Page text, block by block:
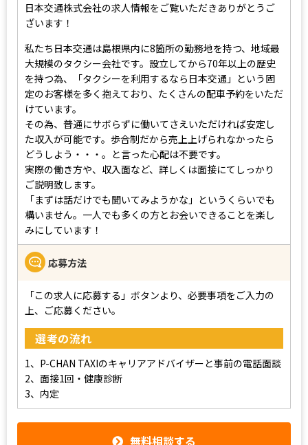
日本交通株式会社の求人情報をご覧いただきありがとうご
ざいます！
私たち日本交通は島根県内に8箇所の勤務地を持つ、地域最
大規模のタクシー会社です。設立してから70年以上の歴史
を持つ為、「タクシーを利用するなら日本交通」という固
定のお客様を多く抱えており、たくさんの配車予約をいただ
けています。
その為、普通にサボらずに働いてさえいただければ安定し
た収入が可能です。歩合制だから売上上げられなかったら
どうしよう・・・。と言った心配は不要です。
実際の働き方や、収入面など、詳しくは面接にてしっかり
ご説明致します。
「まずは話だけでも聞いてみようかな」というくらいでも
構いません。一人でも多くの方とお会いできることを楽し
みにしています！
応募方法
「この求人に応募する」ボタンより、必要事項をご入力の
上、ご応募ください。
選考の流れ
1、P-CHAN TAXIのキャリアアドバイザーと事前の電話面談
2、面接1回・健康診断
3、内定
無料相談する